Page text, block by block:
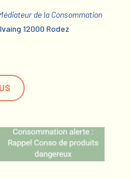
de la Consommation
12000 Rodez